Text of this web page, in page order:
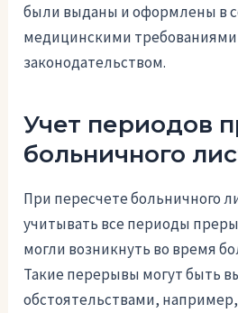
были выданы и оформлены в
медицинскими
законодательством.
Учет периодов
больничного
При пересчете больничного
учитывать все периоды
могли возникнуть во время
Такие перерывы могут быть
обстоятельствами,